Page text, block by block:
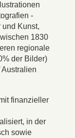
-
Kunst,
1830
regionale
der Bilder)
finanzieller
in der
sowie